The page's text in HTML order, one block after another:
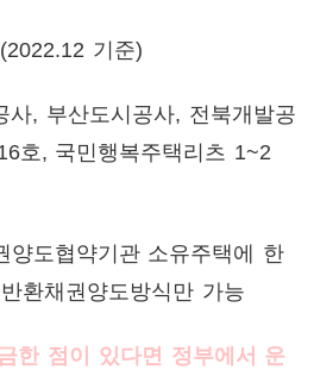
기준)
, 부산도시공사, 전북개발공
호, 국민행복주택리츠 1~2
양도협약기관 소유주택에 한
환채권양도방식만 가능
한 점이 있다면 정부에서 운